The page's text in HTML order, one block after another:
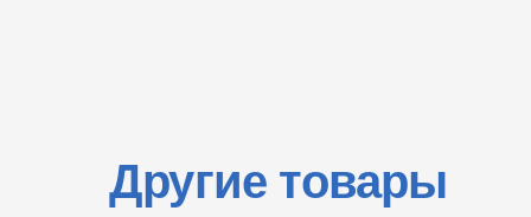
Другие товары